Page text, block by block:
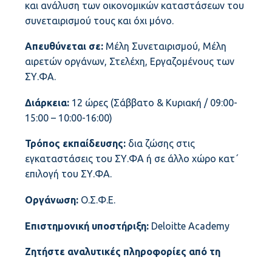
και ανάλυση των οικονομικών καταστάσεων του
συνεταιρισμού τους και όχι μόνο.
Απευθύνεται σε: Μέλη Συνεταιρισμού, Μέλη
αιρετών οργάνων, Στελέχη, Εργαζομένους των
ΣΥ.ΦΑ.
Διάρκεια: 12 ώρες (Σάββατο & Κυριακή / 09:00-
15:00 – 10:00-16:00)
Τρόπος εκπαίδευσης: δια ζώσης στις
εγκαταστάσεις του ΣΥ.ΦΑ ή σε άλλο χώρο κατ΄
επιλογή του ΣΥ.ΦΑ.
Οργάνωση: Ο.Σ.Φ.Ε.
Επιστημονική υποστήριξη: Deloitte Academy
Ζητήστε αναλυτικές πληροφορίες από τη